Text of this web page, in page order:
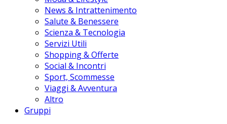
News & Intrattenimento
Salute & Benessere
Scienza & Tecnologia
Servizi Utili
Shopping & Offerte
Social & Incontri
Sport, Scommesse
Viaggi & Avventura
Altro
Gruppi